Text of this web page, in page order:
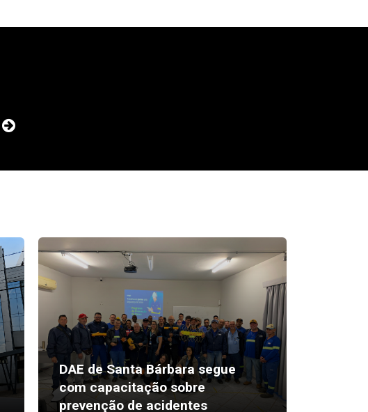
DAE de Santa Bárbara segue
com capacitação sobre
prevenção de acidentes